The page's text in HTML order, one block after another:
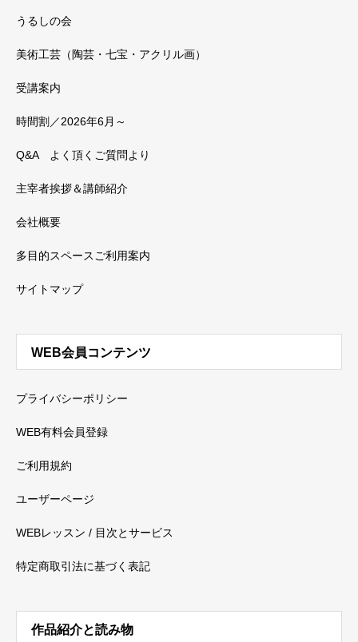
うるしの会
美術工芸（陶芸・七宝・アクリル画）
受講案内
時間割／2026年6月～
Q&A よく頂くご質問より
主宰者挨拶＆講師紹介
会社概要
多目的スペースご利用案内
サイトマップ
WEB会員コンテンツ
プライバシーポリシー
WEB有料会員登録
ご利用規約
ユーザーページ
WEBレッスン / 目次とサービス
特定商取引法に基づく表記
作品紹介と読み物